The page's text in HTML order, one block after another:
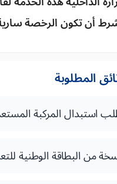
أن تكون الرخصة
المطلوبة
استبدال المركبة
من البطاقة الوطنية